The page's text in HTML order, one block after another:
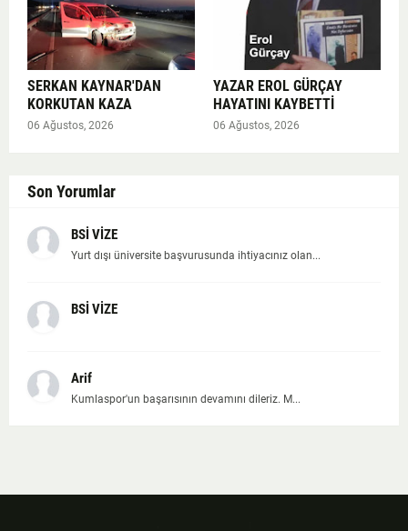
SERKAN KAYNAR'DAN
KORKUTAN KAZA
06 Ağustos, 2026
YAZAR EROL GÜRÇAY
HAYATINI KAYBETTİ
06 Ağustos, 2026
Son Yorumlar
BSİ VİZE
Yurt dışı üniversite başvurusunda ihtiyacınız olan...
BSİ VİZE
Arif
Kumlaspor'un başarısının devamını dileriz. M...